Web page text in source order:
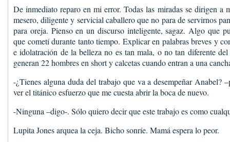
De inmediato reparo en mi error. Todas las miradas se dirigen a
mesero, diligente y servicial caballero que no para de servirnos
para oreja. Pienso en un discurso inteligente, sagaz. Algo que
que cometí durante tanto tiempo. Explicar en palabras breves y
e idolatración de la belleza no es tan mala, o no tan diferente del
generan 22 hombres en short y calcetas cuando entran a una
-¿Tienes alguna duda del trabajo que va a desempeñar Anabel?
ver el titánico esfuerzo que me cuesta abrir la boca de nuevo.
-Ninguna –digo-. Sólo quiero decir que este trabajo es como
Lupita Jones arquea la ceja. Bicho sonríe. Mamá espera lo peor.